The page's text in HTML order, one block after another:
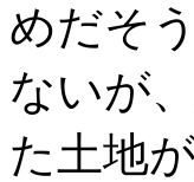
めだそ
ないが
た土地